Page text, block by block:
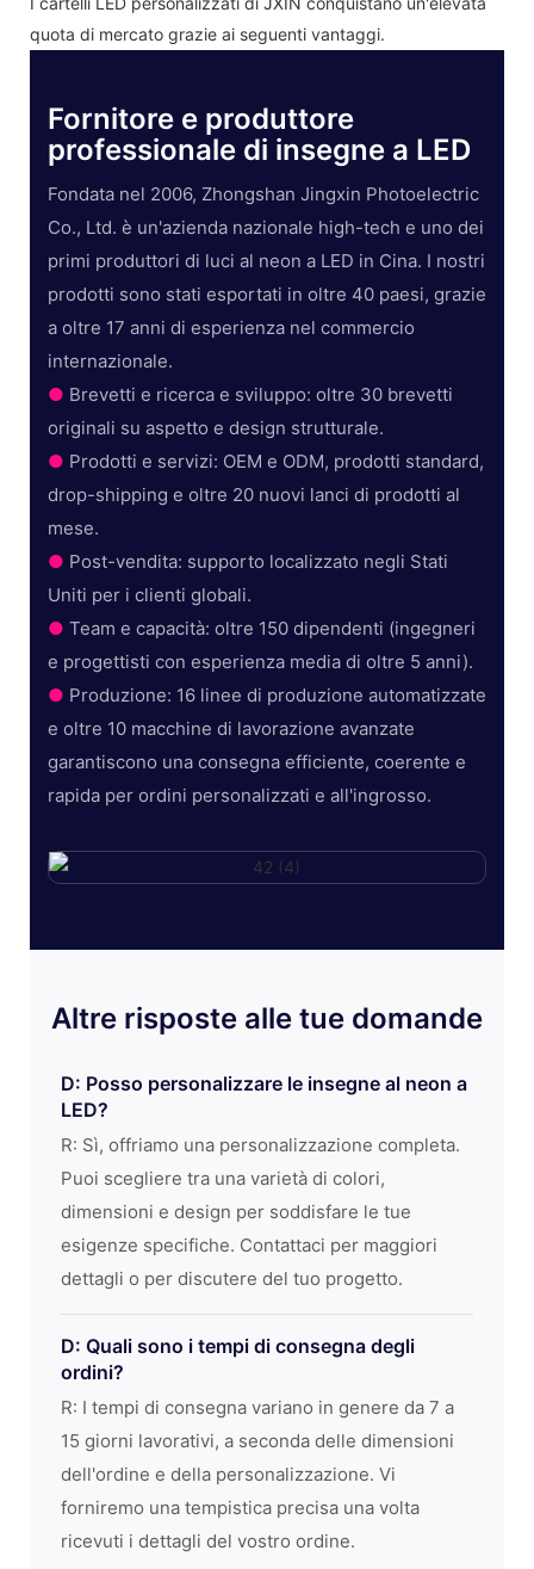
quota di mercato grazie ai seguenti vantaggi.
Fornitore e produttore
professionale di insegne a LED
Fondata nel 2006, Zhongshan Jingxin Photoelectric
Co., Ltd. è un'azienda nazionale high-tech e uno dei
primi produttori di luci al neon a LED in Cina. I nostri
prodotti sono stati esportati in oltre 40 paesi, grazie
a oltre 17 anni di esperienza nel commercio
internazionale.
● Brevetti e ricerca e sviluppo: oltre 30 brevetti
originali su aspetto e design strutturale.
● Prodotti e servizi: OEM e ODM, prodotti standard,
drop-shipping e oltre 20 nuovi lanci di prodotti al
mese.
● Post-vendita: supporto localizzato negli Stati
Uniti per i clienti globali.
● Team e capacità: oltre 150 dipendenti (ingegneri
e progettisti con esperienza media di oltre 5 anni).
● Produzione: 16 linee di produzione automatizzate
e oltre 10 macchine di lavorazione avanzate
garantiscono una consegna efficiente, coerente e
rapida per ordini personalizzati e all'ingrosso.
Altre risposte alle tue domande
D: Posso personalizzare le insegne al neon a
LED?
R: Sì, offriamo una personalizzazione completa.
Puoi scegliere tra una varietà di colori,
dimensioni e design per soddisfare le tue
esigenze specifiche. Contattaci per maggiori
dettagli o per discutere del tuo progetto.
D: Quali sono i tempi di consegna degli
ordini?
R: I tempi di consegna variano in genere da 7 a
15 giorni lavorativi, a seconda delle dimensioni
dell'ordine e della personalizzazione. Vi
forniremo una tempistica precisa una volta
ricevuti i dettagli del vostro ordine.